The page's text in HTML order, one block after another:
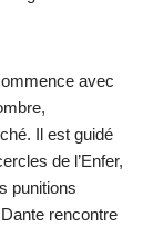
avec
Il est guidé
de l’Enfer,
punitions
rencontre